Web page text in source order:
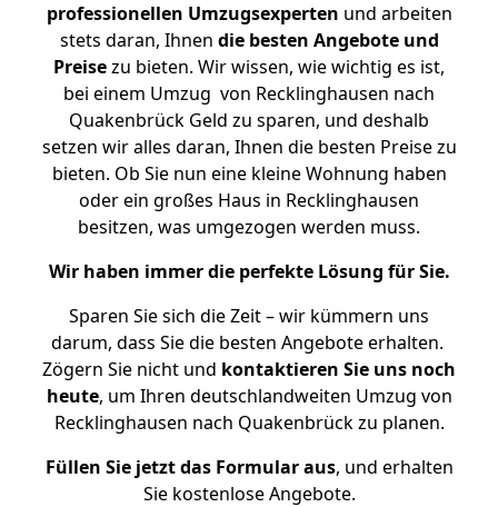
professionellen Umzugsexperten und arbeiten
stets daran, Ihnen die besten Angebote und
Preisezu bieten. Wir wissen, wie wichtig es ist,
bei einem Umzug von Recklinghausen nach
Quakenbrück Geld zu sparen, und deshalb
setzen wir alles daran, Ihnen die besten Preise zu
bieten. Ob Sie nun eine kleine Wohnung haben
oder ein großes Haus in Recklinghausen
besitzen, was umgezogen werden muss.
Wir haben immer die perfekte Lösung für Sie.
Sparen Sie sich die Zeit – wir kümmern uns
darum, dass Sie die besten Angebote erhalten.
Zögern Sie nicht und kontaktieren Sie uns noch
heute, um Ihren deutschlandweiten Umzug von
Recklinghausen nach Quakenbrück zu planen.
Füllen Sie jetzt das Formular aus, und erhalten
Sie kostenlose Angebote.